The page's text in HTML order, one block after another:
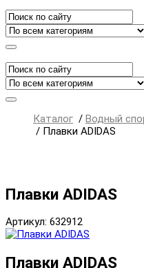
Каталог / Водный
/ Плавки ADIDAS
Плавки ADIDAS
Артикул: 632912
Плавки ADIDAS